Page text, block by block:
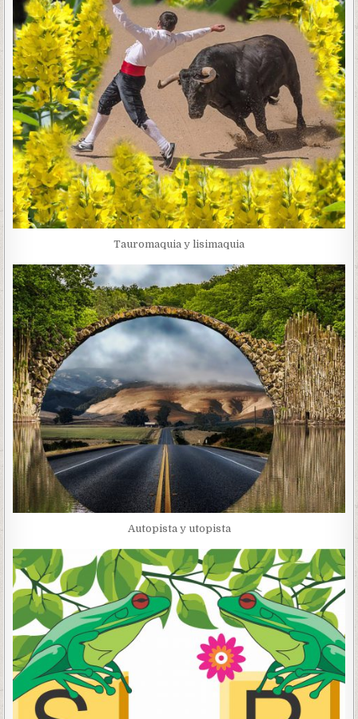
Tauromaquia y lisimaquia
Autopista y utopista